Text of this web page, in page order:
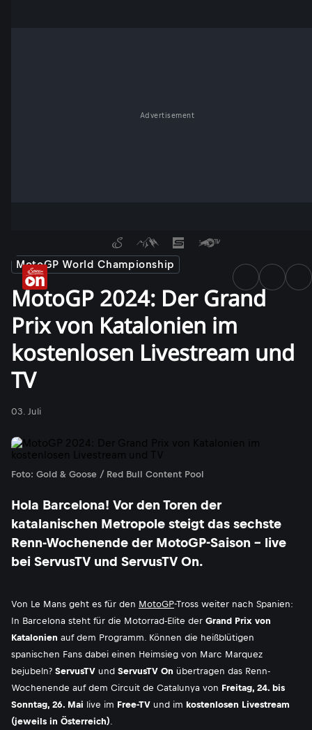
Advertisement
MotoGP World Championship
MotoGP 2024: Der Grand
Prix von Katalonien im
kostenlosen Livestream und
TV
03. Juli
Foto: Gold & Goose / Red Bull Content Pool
Hola Barcelona! Vor den Toren der
katalanischen Metropole steigt das sechste
Renn-Wochenende der MotoGP-Saison - live
bei ServusTV und ServusTV On.
Von Le Mans geht es für den MotoGP-Tross weiter nach Spanien:
In Barcelona steht für die Motorrad-Elite der Grand Prix von
Katalonien auf dem Programm. Können die heißblütigen
spanischen Fans dabei einen Heimsieg von Marc Marquez
bejubeln? ServusTV und ServusTV On übertragen das Renn-
Wochenende auf dem Circuit de Catalunya von Freitag, 24. bis
Sonntag, 26. Mai live im Free-TV und im kostenlosen Livestream
(jeweils in Österreich).